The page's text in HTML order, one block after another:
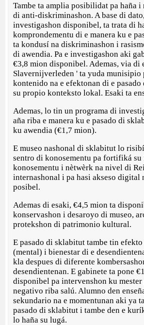
Tambe ta amplia posibilidat pa haña
di anti-diskriminashon. A base di
investigashon disponibel, ta trata di
komprondementu di e manera ku e
ta kondusí na diskriminashon i
di awendia. Pa e investigashon aki
€3,8 mion disponibel. Ademas, via di
Slavernijverleden ' ta yuda munisipio
kontenido na e efektonan di e
su propio konteksto lokal. Esaki ta
Ademas, lo tin un programa di
aña riba e manera ku e pasado di
ku awendia (€1,7 mion).
E museo nashonal di sklabitut lo
sentro di konosementu pa fortifiká su
konosementu i nètwèrk na nivel di
internashonal i pa hasi akseso digital
posibel.
Ademas di esaki, €4,5 mion ta
konservashon i desaroyo di museo,
protekshon di patrimonio kultural.
E pasado di sklabitut tambe tin efekto
(mental) i bienestar di e
kla despues di diferente
desendientenan. E gabinete ta pone
disponibel pa intervenshon ku
negativo riba salú. Alumno den
sekundario na e momentunan aki ya
pasado di sklabitut i tambe den e
lo haña su lugá.